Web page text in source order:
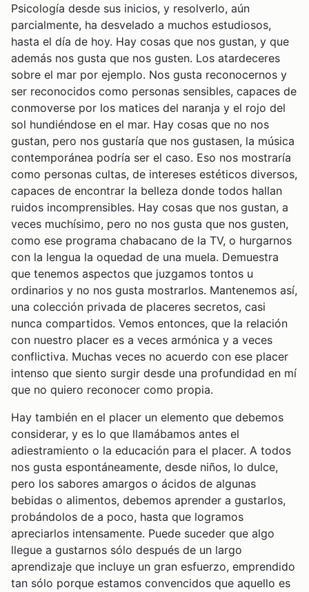
Psicología desde sus inicios, y resolverlo, aún
parcialmente, ha desvelado a muchos estudiosos,
hasta el día de hoy. Hay cosas que nos gustan, y que
además nos gusta que nos gusten. Los atardeceres
sobre el mar por ejemplo. Nos gusta reconocernos y
ser reconocidos como personas sensibles, capaces de
conmoverse por los matices del naranja y el rojo del
sol hundiéndose en el mar. Hay cosas que no nos
gustan, pero nos gustaría que nos gustasen, la música
contemporánea podría ser el caso. Eso nos mostraría
como personas cultas, de intereses estéticos diversos,
capaces de encontrar la belleza donde todos hallan
ruidos incomprensibles. Hay cosas que nos gustan, a
veces muchísimo, pero no nos gusta que nos gusten,
como ese programa chabacano de la TV, o hurgarnos
con la lengua la oquedad de una muela. Demuestra
que tenemos aspectos que juzgamos tontos u
ordinarios y no nos gusta mostrarlos. Mantenemos así,
una colección privada de placeres secretos, casi
nunca compartidos. Vemos entonces, que la relación
con nuestro placer es a veces armónica y a veces
conflictiva. Muchas veces no acuerdo con ese placer
intenso que siento surgir desde una profundidad en mí
que no quiero reconocer como propia.
Hay también en el placer un elemento que debemos
considerar, y es lo que llamábamos antes el
adiestramiento o la educación para el placer. A todos
nos gusta espontáneamente, desde niños, lo dulce,
pero los sabores amargos o ácidos de algunas
bebidas o alimentos, debemos aprender a gustarlos,
probándolos de a poco, hasta que logramos
apreciarlos intensamente. Puede suceder que algo
llegue a gustarnos sólo después de un largo
aprendizaje que incluye un gran esfuerzo, emprendido
tan sólo porque estamos convencidos que aquello es